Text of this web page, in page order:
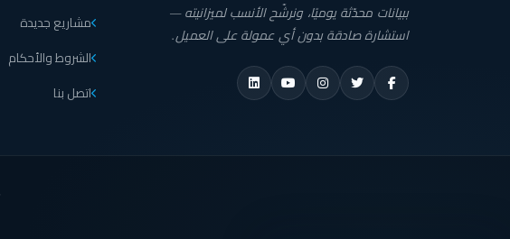
ببيانات محدّثة يوميًا، ونرشّح الأنسب لميزانيته —
استشارة صادقة بدون أي عمولة على العميل.
مشاريع جديدة
الشروط والأحكام
اتصل بنا